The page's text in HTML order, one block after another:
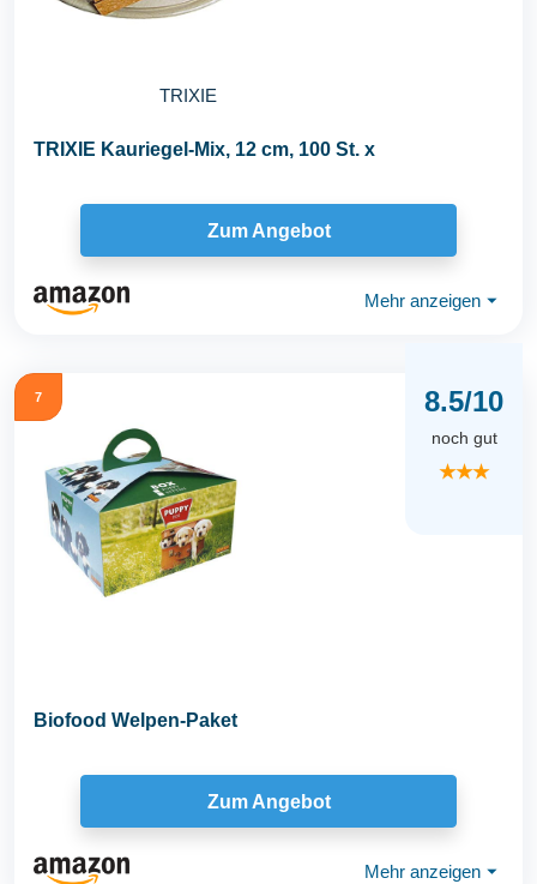
TRIXIE
TRIXIE Kauriegel-Mix, 12 cm, 100 St. x
Zum Angebot
Mehr anzeigen ⏷
7 8.5/10
noch gut
★★★
Biofood Welpen-Paket
Zum Angebot
Mehr anzeigen ⏷